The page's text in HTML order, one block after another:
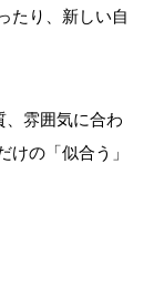
たり、新しい自
、雰囲気に合わ
の「似合う」